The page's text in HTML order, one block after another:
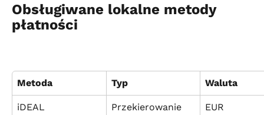
Obsługiwane lokalne metody
płatności
Metoda Typ Waluta
iDEAL
Przekierowanie
EUR